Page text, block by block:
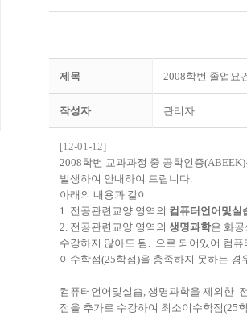
제목 2008학번 졸업요
작성자 관리자
[12-01-12]
2008학번 교과과정 중 공학인증
발생하여 안내하여 드립니다.
아래의 내용과 같이
1. 전공관련교양 영역의 컴퓨터언어및실
2. 전공관련교양 영역의 생명과학은 화공
수강하지 않아도 됨.
으로 되어있어 컴
이수학점(25학점)을 충족하지 못하는 경
컴퓨터언어및실습, 생명과학을 제외한
점을 추가로 수강하여 최소이수학점(25